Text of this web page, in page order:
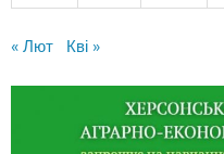
« Лют Кві »